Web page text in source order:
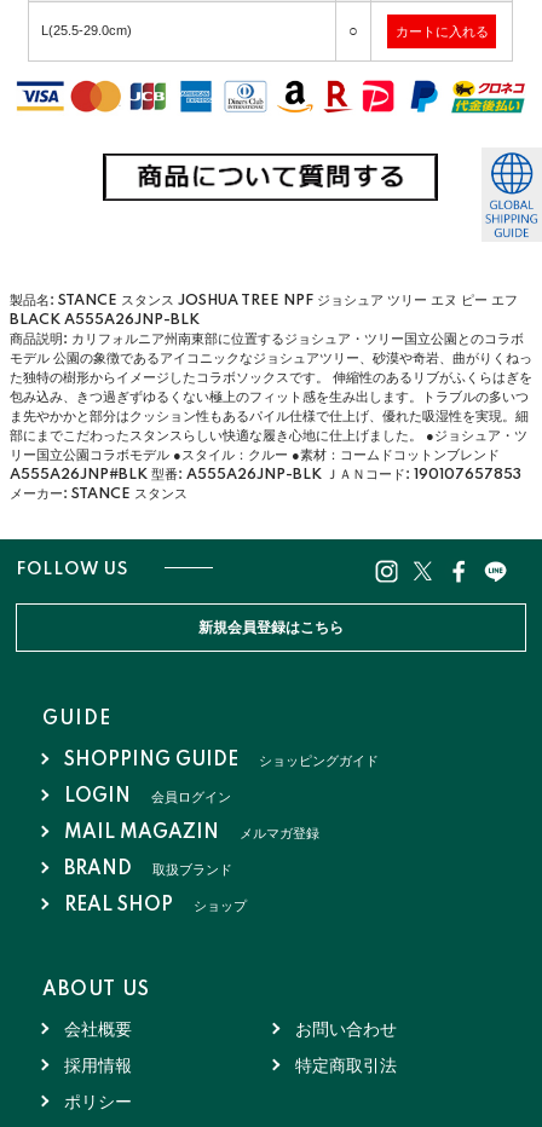
L(25.5-29.0cm) ○
製品名: STANCE スタンス JOSHUA TREE NPF ジョシュア ツリー エヌ ピー エフ
BLACK A555A26JNP-BLK
商品説明: カリフォルニア州南東部に位置するジョシュア・ツリー国立公園とのコラボ
モデル 公園の象徴であるアイコニックなジョシュアツリー、砂漠や奇岩、曲がりくねっ
た独特の樹形からイメージしたコラボソックスです。 伸縮性のあるリブがふくらはぎを
包み込み、きつ過ぎずゆるくない極上のフィット感を生み出します。トラブルの多いつ
ま先やかかと部分はクッション性もあるパイル仕様で仕上げ、優れた吸湿性を実現。細
部にまでこだわったスタンスらしい快適な履き心地に仕上げました。 ●ジョシュア・ツ
リー国立公園コラボモデル ●スタイル：クルー ●素材：コームドコットンブレンド
A555A26JNP#BLK 型番: A555A26JNP-BLK ＪＡＮコード: 190107657853
メーカー: STANCE スタンス
FOLLOW US
新規会員登録はこちら
GUIDE
SHOPPING GUIDE ショッピングガイド
LOGIN 会員ログイン
MAIL MAGAZIN メルマガ登録
BRAND 取扱ブランド
REAL SHOP ショップ
ABOUT US
会社概要
お問い合わせ
採用情報
特定商取引法
ポリシー